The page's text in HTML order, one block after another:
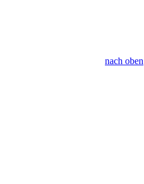
nach oben